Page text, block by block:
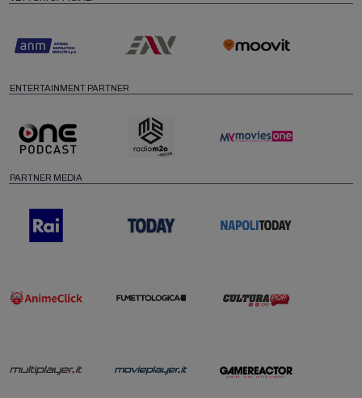
ENTERTAINMENT PARTNER
PARTNER MEDIA